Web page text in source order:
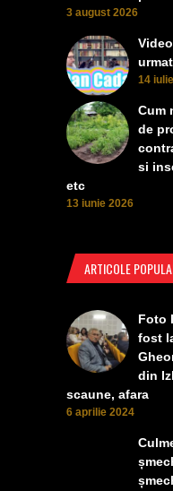
3 august 2026
14
Cum
de
si
etc
13 iunie 2026
ARTICOLE
Foto
fost
din
scaune, afara
6 aprilie 2024